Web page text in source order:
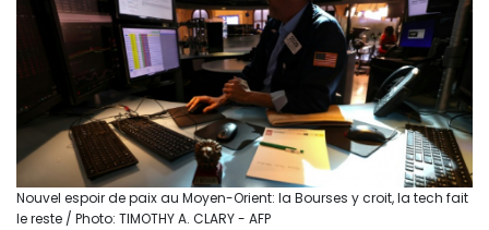
Nouvel espoir de paix au Moyen-Orient: la Bourses y croit, la tech fait
le reste / Photo: TIMOTHY A. CLARY - AFP